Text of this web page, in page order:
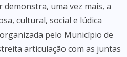
demonstra, uma vez mais, a
cultural, social e lúdica
pelo Município de
articulação com as juntas